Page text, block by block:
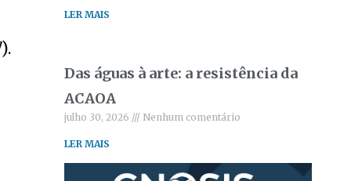
LER MAIS
Das águas à arte: a resistência da
ACAOA
julho 30, 2026 Nenhum comentário
LER MAIS